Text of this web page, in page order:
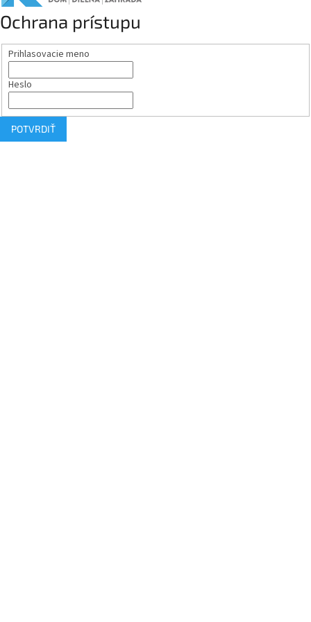
Ochrana prístupu
Prihlasovacie meno
Heslo
POTVRDIŤ